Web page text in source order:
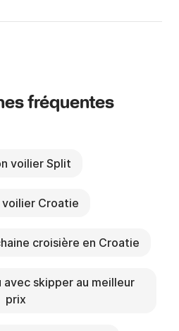
fréquentes
voilier Split
Croatie
croisière en Croatie
skipper au meilleur
prix